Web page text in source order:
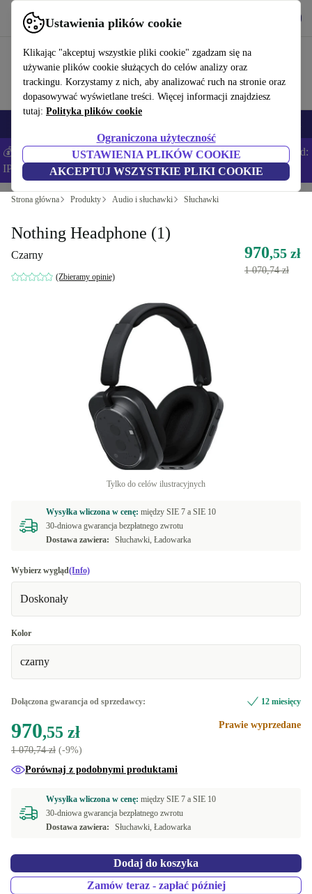
Ustawienia plików cookie
Klikając "akceptuj wszystkie pliki cookie" zgadzam się na
używanie plików cookie służących do celów analizy oraz
trackingu. Korzystamy z nich, aby analizować ruch na stronie oraz
dopasowywać wyświetlane treści. Więcej informacji znajdziesz
tutaj: Polityka plików cookie
Ograniczona użyteczność
USTAWIENIA PLIKÓW COOKIE
AKCEPTUJ WSZYSTKIE PLIKI COOKIE
Korzystaj z refurbed szybko i łatwo
💰Zaoszczędź DODATKOWE 5% na wszystkich iPhone’ach – Kod:
IPHONEDEAL –Regulamin
Strona główna Produkty Audio i słuchawki Słuchawki
Nothing Headphone (1)
Czarny
(Zbieramy opinie)
970,55 zł
1 070,74 zł
Tylko do celów ilustracyjnych
Wysyłka wliczona w cenę: między SIE 7 a SIE 10
30-dniowa gwarancja bezpłatnego zwrotu
Dostawa zawiera:
Słuchawki, Ładowarka
Wybierz wygląd(Info)
Doskonały
Kolor
czarny
Dołączona gwarancja od sprzedawcy: 12 miesięcy
970,55 zł
1 070,74 zł (-9%)
Prawie wyprzedane
Porównaj z podobnymi produktami
Wysyłka wliczona w cenę: między SIE 7 a SIE 10
30-dniowa gwarancja bezpłatnego zwrotu
Dostawa zawiera:
Słuchawki, Ładowarka
Dodaj do koszyka
Zamów teraz - zapłać później